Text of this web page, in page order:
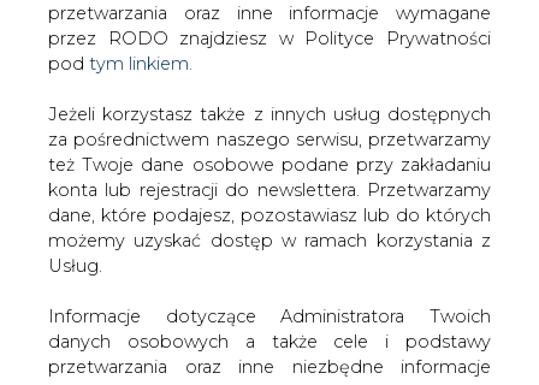
Jeżeli korzystasz także z innych usług dostępnych
za pośrednictwem naszego serwisu, przetwarzamy
też Twoje dane osobowe podane przy zakładaniu
dane, które podajesz, pozostawiasz lub do których
możemy uzyskać dostęp w ramach korzystania z
Usług.
Informacje dotyczące Administratora Twoich
danych osobowych a także cele i podstawy
przetwarzania oraz inne niezbędne informacje
Prywatności pod wskazanym linkiem (tym linkiem).
Dane zbierane na potrzeby różnych usług mogą
być przetwarzane w różnych celach, na różnych
Strona główna / RYNEK GAZU / EIA: już nie długo gaz
podstawowym paliwem w USA
drukuj
skomentuj
udostępnij:
EIA: już nie długo gaz